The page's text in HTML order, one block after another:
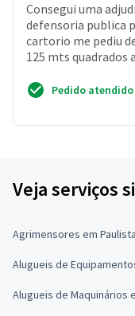
Consegui uma
defensoria publica
cartorio me pediu
125 mts quadrados
Pedido atendido
Veja serviços
Agrimensores em Paulista
Alugueis de
Alugueis de Maquinários